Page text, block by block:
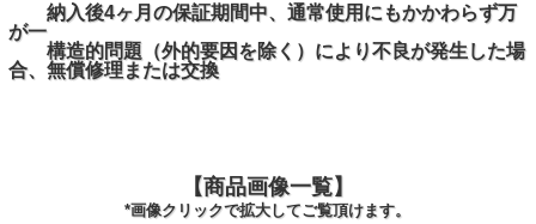
納入後4ヶ月の保証期間中、通常使用にもかかわらず万
が一
構造的問題（外的要因を除く）により不良が発生した場
合、無償修理または交換
【商品画像一覧】
*画像クリックで拡大してご覧頂けます。